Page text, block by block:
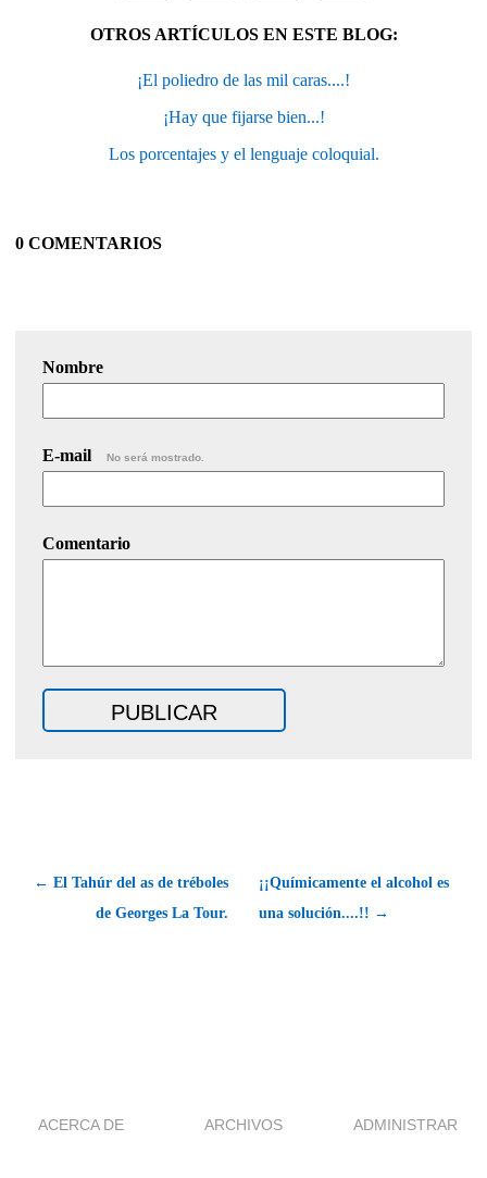
OTROS ARTÍCULOS EN ESTE BLOG:
¡El poliedro de las mil caras....!
¡Hay que fijarse bien...!
Los porcentajes y el lenguaje coloquial.
0 COMENTARIOS
Nombre
E-mail No será mostrado.
Comentario
← El Tahúr del as de tréboles
de Georges La Tour.
¡¡Químicamente el alcohol es
una solución....!! →
ACERCA DE ARCHIVOS ADMINISTRAR